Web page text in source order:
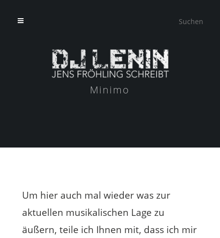
Minimo
Um hier auch mal wieder was zur
aktuellen musikalischen Lage zu
äußern, teile ich Ihnen mit, dass ich mir